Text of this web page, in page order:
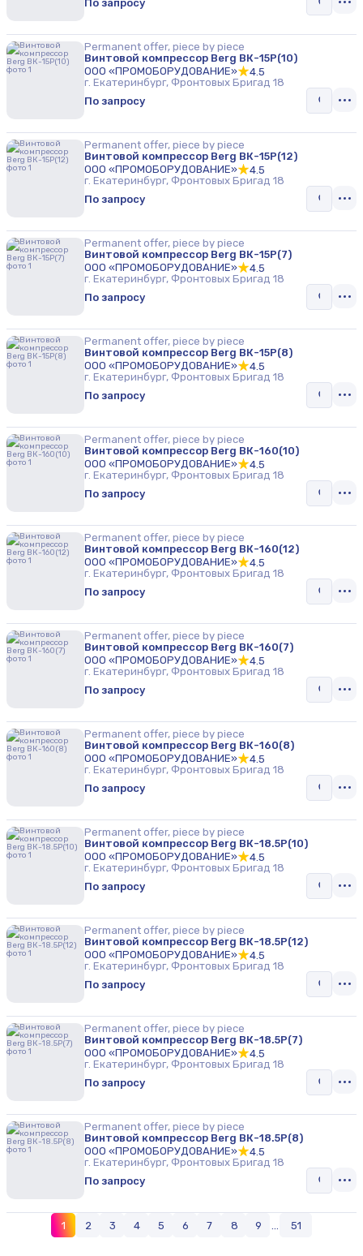
По запросу
Permanent offer, piece by piece
Винтовой компрессор Berg ВК-15Р(10)
ООО «ПРОМОБОРУДОВАНИЕ»
4.5
г. Екатеринбург, Фронтовых Бригад 18
По запросу
Permanent offer, piece by piece
Винтовой компрессор Berg ВК-15Р(12)
ООО «ПРОМОБОРУДОВАНИЕ»
4.5
г. Екатеринбург, Фронтовых Бригад 18
По запросу
Permanent offer, piece by piece
Винтовой компрессор Berg ВК-15Р(7)
ООО «ПРОМОБОРУДОВАНИЕ»
4.5
г. Екатеринбург, Фронтовых Бригад 18
По запросу
Permanent offer, piece by piece
Винтовой компрессор Berg ВК-15Р(8)
ООО «ПРОМОБОРУДОВАНИЕ»
4.5
г. Екатеринбург, Фронтовых Бригад 18
По запросу
Permanent offer, piece by piece
Винтовой компрессор Berg ВК-160(10)
ООО «ПРОМОБОРУДОВАНИЕ»
4.5
г. Екатеринбург, Фронтовых Бригад 18
По запросу
Permanent offer, piece by piece
Винтовой компрессор Berg ВК-160(12)
ООО «ПРОМОБОРУДОВАНИЕ»
4.5
г. Екатеринбург, Фронтовых Бригад 18
По запросу
Permanent offer, piece by piece
Винтовой компрессор Berg ВК-160(7)
ООО «ПРОМОБОРУДОВАНИЕ»
4.5
г. Екатеринбург, Фронтовых Бригад 18
По запросу
Permanent offer, piece by piece
Винтовой компрессор Berg ВК-160(8)
ООО «ПРОМОБОРУДОВАНИЕ»
4.5
г. Екатеринбург, Фронтовых Бригад 18
По запросу
Permanent offer, piece by piece
Винтовой компрессор Berg ВК-18.5Р(10)
ООО «ПРОМОБОРУДОВАНИЕ»
4.5
г. Екатеринбург, Фронтовых Бригад 18
По запросу
Permanent offer, piece by piece
Винтовой компрессор Berg ВК-18.5Р(12)
ООО «ПРОМОБОРУДОВАНИЕ»
4.5
г. Екатеринбург, Фронтовых Бригад 18
По запросу
Permanent offer, piece by piece
Винтовой компрессор Berg ВК-18.5Р(7)
ООО «ПРОМОБОРУДОВАНИЕ»
4.5
г. Екатеринбург, Фронтовых Бригад 18
По запросу
Permanent offer, piece by piece
Винтовой компрессор Berg ВК-18.5Р(8)
ООО «ПРОМОБОРУДОВАНИЕ»
4.5
г. Екатеринбург, Фронтовых Бригад 18
По запросу
1 2 3 4 5 6 7 8 9 51